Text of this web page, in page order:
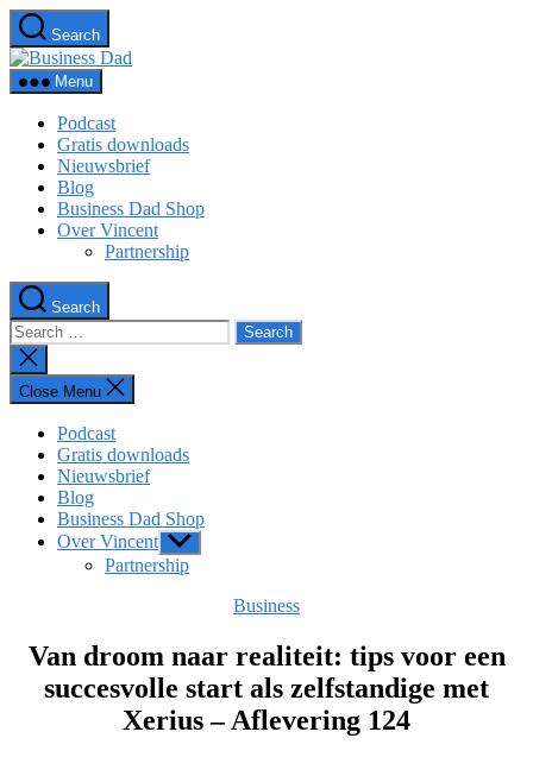
Skip
to
the
content
Search
Menu
Podcast
Gratis downloads
Nieuwsbrief
Blog
Business Dad Shop
Over Vincent
Partnership
Search
Search
for:
Close
search
Close Menu
Podcast
Gratis downloads
Nieuwsbrief
Blog
Business Dad Shop
Over Vincent Show
sub
menu
Partnership
Categories
Business
Van droom naar realiteit: tips voor een
succesvolle start als zelfstandige met
Xerius – Aflevering 124